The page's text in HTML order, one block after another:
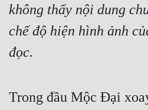
Xa Lộ Dịch
Cung Đấu
Cổ Tiên Hiệp
không thấy nội dung
chế độ hiện hình ảnh
đọc.
Trong đầu Mộc Đại